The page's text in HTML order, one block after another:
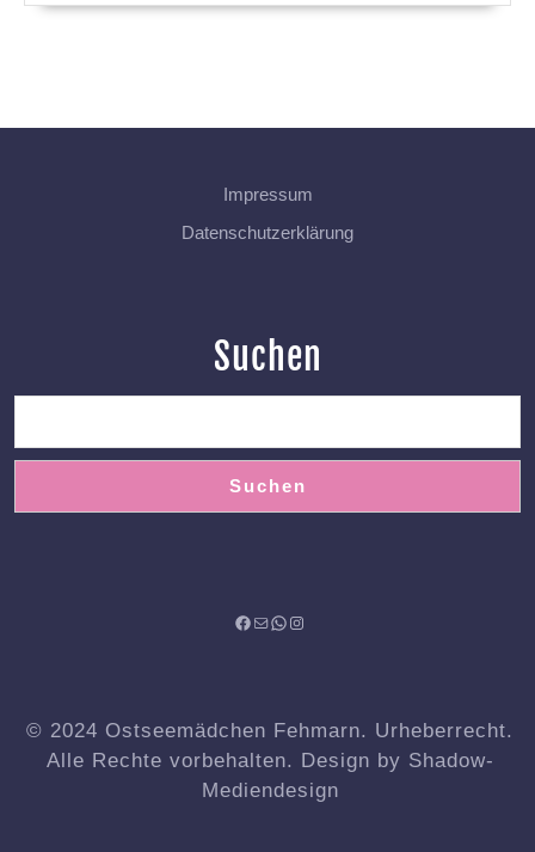
Impressum
Datenschutzerklärung
Suchen
Suchen
Facebook
MailWhatsApp
Instagram
© 2024 Ostseemädchen Fehmarn. Urheberrecht.
Alle Rechte vorbehalten. Design by Shadow-
Mediendesign